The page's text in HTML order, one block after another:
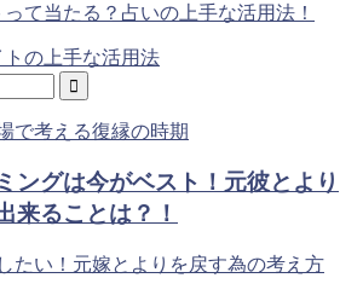
て当たる？占いの上手な活用法！
ングは今がベスト！元彼とより
来ることは？！